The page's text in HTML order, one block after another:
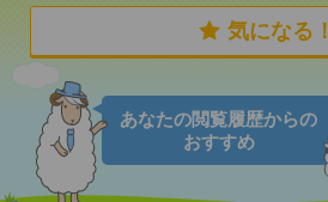
気になる！
あなたの閲覧履歴からの
おすすめ